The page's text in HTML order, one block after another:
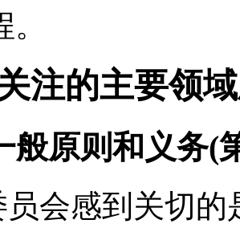
注的主要领
般原则和义务(
员会感到关切的